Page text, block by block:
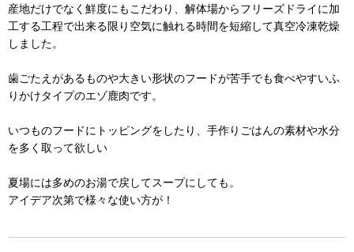
産地だけでなく鮮度にもこだわり、解体場からフリーズドライに加
工する工程で出来る限り空気に触れる時間を短縮して真空冷凍乾燥
しました。
歯ごたえがあるものや大きい形状のフードが苦手でも食べやすいふ
りかけタイプのエゾ鹿肉です。
いつものフードにトッピングをしたり、手作りごはんの素材や水分
を多く取って欲しい
夏場には多めのお湯で戻してスープにしても。
アイデア次第で様々な使い方が！